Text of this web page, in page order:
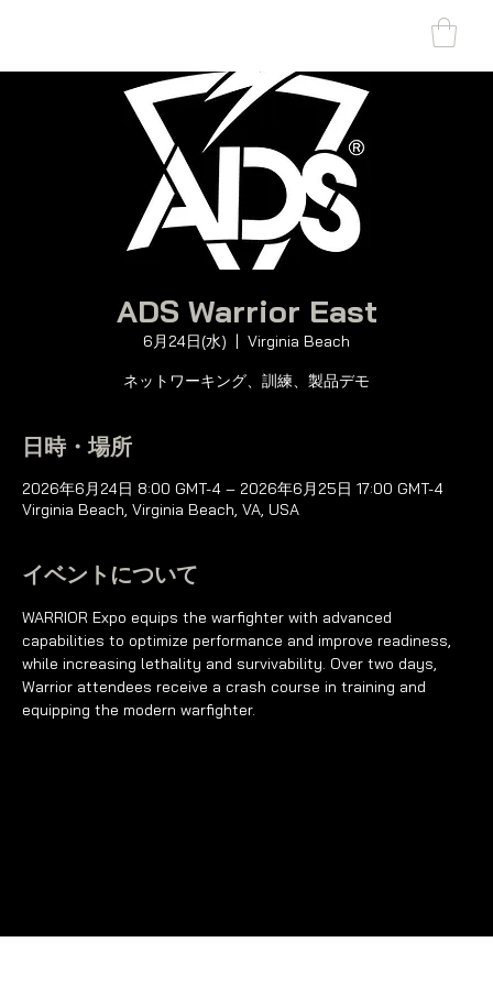
gies Inc.
ADS Warrior East
6月24日(水)
  |
Virginia Beach
ネットワーキング、訓練、製品デモ
日時・場所
2026年6月24日 8:00 GMT-4 – 2026年6月25日 17:00 GMT-4
Virginia Beach, Virginia Beach, VA, USA
イベントについて
WARRIOR Expo equips the warfighter with advanced
capabilities to optimize performance and improve readiness,
while increasing lethality and survivability. Over two days,
Warrior attendees receive a crash course in training and
equipping the modern warfighter.